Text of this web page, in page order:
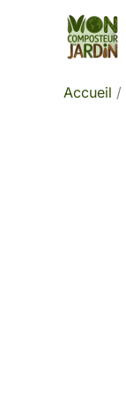
Accueil